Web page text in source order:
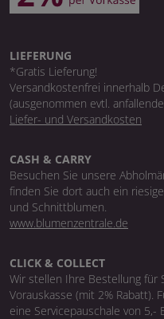
LIEFERUNG
*Gratis Lieferung!
Versandkostenfrei innerhalb
(ausgenommen evtl.
Liefer- und Versandkosten
CASH & CARRY
Besuchen Sie unsere
finden Sie dort auch ein
und Schnittblumen.
www.blumenzentrale.de
CLICK & COLLECT
Wir stellen Ihre Bestellung für
Vorauskasse (mit 2% Rabatt).
eine Servicepauschale von 5,-